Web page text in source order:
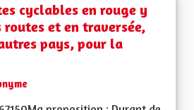
cyclables en rouge y
routes et en traversée,
pays, pour la